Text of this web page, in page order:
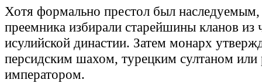
Хотя формально престол был наследуемым,
преемника избирали старейшины кланов из
исулийской династии. Затем монарх
персидским шахом, турецким султаном или
императором.